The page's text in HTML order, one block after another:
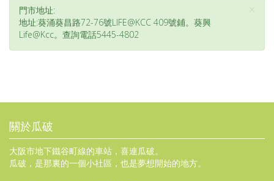
×
門市地址:
地址:葵涌葵昌路72-76號LIFE@KCC 409號鋪。葵興
Life@Kcc。查詢電話5445-4802
關於瓜破
大阪市地下鐵谷町線的車站，喜連瓜破。
瓜破，是那裏的一個小社區，也是夢想開始的地方。